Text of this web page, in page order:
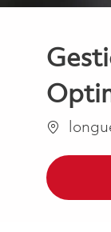
Location